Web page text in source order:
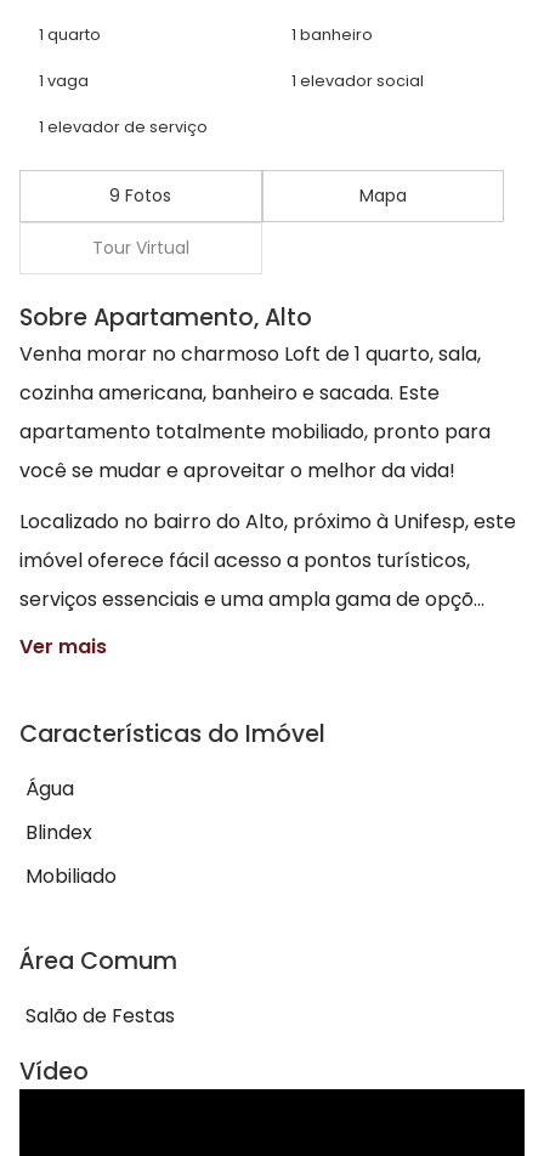
1 quarto 1 banheiro
1 vaga 1 elevador social
1 elevador de serviço
9 Fotos Mapa
Tour Virtual
Sobre Apartamento, Alto
Venha morar no charmoso Loft de 1 quarto, sala,
cozinha americana, banheiro e sacada. Este
apartamento totalmente mobiliado, pronto para
você se mudar e aproveitar o melhor da vida!
Localizado no bairro do Alto, próximo à Unifesp, este
imóvel oferece fácil acesso a pontos turísticos,
serviços essenciais e uma ampla gama de opçõ...
Ver mais
Características do Imóvel
Água
Blindex
Mobiliado
Área Comum
Salão de Festas
Vídeo